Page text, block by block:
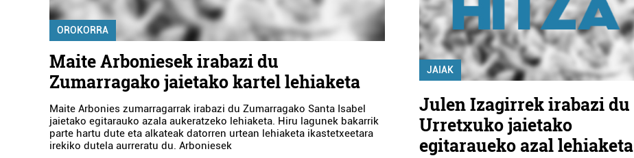
OROKORRA
Maite Arboniesek irabazi du
Zumarragako jaietako kartel lehiaketa
Maite Arbonies zumarragarrak irabazi du Zumarragako Santa Isabel
jaietako egitarauko azala aukeratzeko lehiaketa. Hiru lagunek bakarrik
parte hartu dute eta alkateak datorren urtean lehiaketa ikastetxeetara
irekiko dutela aurreratu du. Arboniesek
JAIAK
Julen Izagirrek irabazi du
Urretxuko jaietako
egitaraueko azal lehiaketa